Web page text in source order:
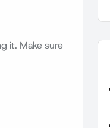
it. Make sure